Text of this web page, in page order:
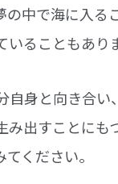
中で海に入る
ることもあり
身と向き合
出すことに
ください。